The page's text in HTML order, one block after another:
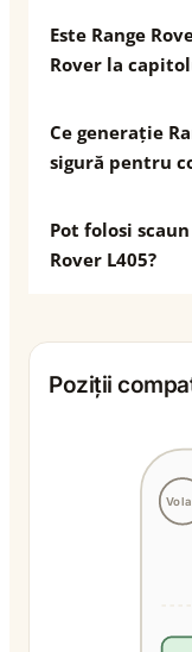
Este Range
Rover la
Ce generație
sigură pentru
Pot folosi
Rover L405?
Poziții